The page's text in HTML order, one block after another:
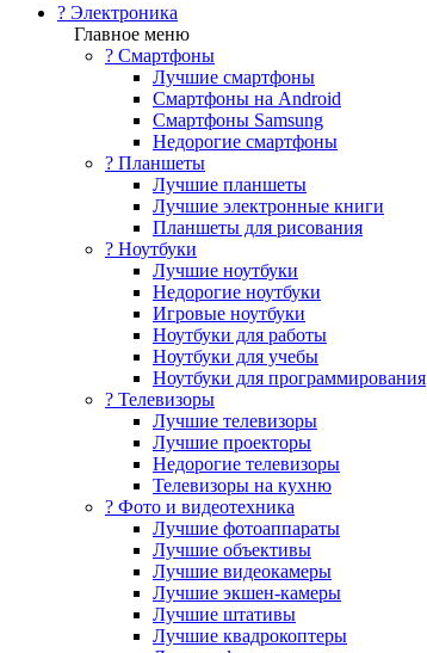
? Электроника
Главное меню
? Смартфоны
Лучшие смартфоны
Смартфоны на Android
Смартфоны Samsung
Недорогие смартфоны
? Планшеты
Лучшие планшеты
Лучшие электронные книги
Планшеты для рисования
? Ноутбуки
Лучшие ноутбуки
Недорогие ноутбуки
Игровые ноутбуки
Ноутбуки для работы
Ноутбуки для учебы
Ноутбуки для программирования
? Телевизоры
Лучшие телевизоры
Лучшие проекторы
Недорогие телевизоры
Телевизоры на кухню
? Фото и видеотехника
Лучшие фотоаппараты
Лучшие объективы
Лучшие видеокамеры
Лучшие экшен-камеры
Лучшие штативы
Лучшие квадрокоптеры